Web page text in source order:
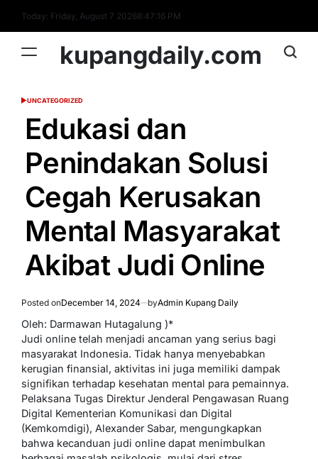
content
Today: Friday, August 7 20268:47:17 PM
kupangdaily.com
POSTED
UNCATEGORIZED
Edukasi dan
Penindakan Solusi
Cegah Kerusakan
Mental Masyarakat
Akibat Judi Online
Posted onDecember 14, 2024 byAdmin Kupang Daily
Oleh: Darmawan Hutagalung )*
Judi online telah menjadi ancaman yang serius bagi
masyarakat Indonesia. Tidak hanya menyebabkan
kerugian finansial, aktivitas ini juga memiliki dampak
signifikan terhadap kesehatan mental para pemainnya.
Pelaksana Tugas Direktur Jenderal Pengawasan Ruang
Digital Kementerian Komunikasi dan Digital
(Kemkomdigi), Alexander Sabar, mengungkapkan
bahwa kecanduan judi online dapat menimbulkan